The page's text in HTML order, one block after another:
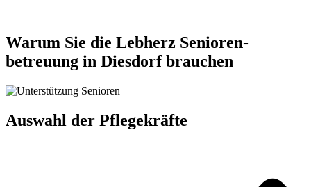
Warum Sie die Lebherz Senioren­
betreuung in Diesdorf brauchen
Auswahl der Pflegekräfte